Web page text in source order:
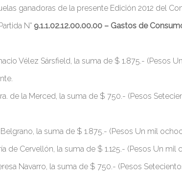
ganadoras de la presente Edición 2012 del
N° 9.1.1.02.12.00.00.00 – Gastos de
Vélez Sársfield, la suma de $ 1.875.- (Pesos
de la Merced, la suma de $ 750.- (Pesos
Belgrano, la suma de $ 1.875.- (Pesos Un mil
de Cervellón, la suma de $ 1.125.- (Pesos Un mil
Navarro, la suma de $ 750.- (Pesos